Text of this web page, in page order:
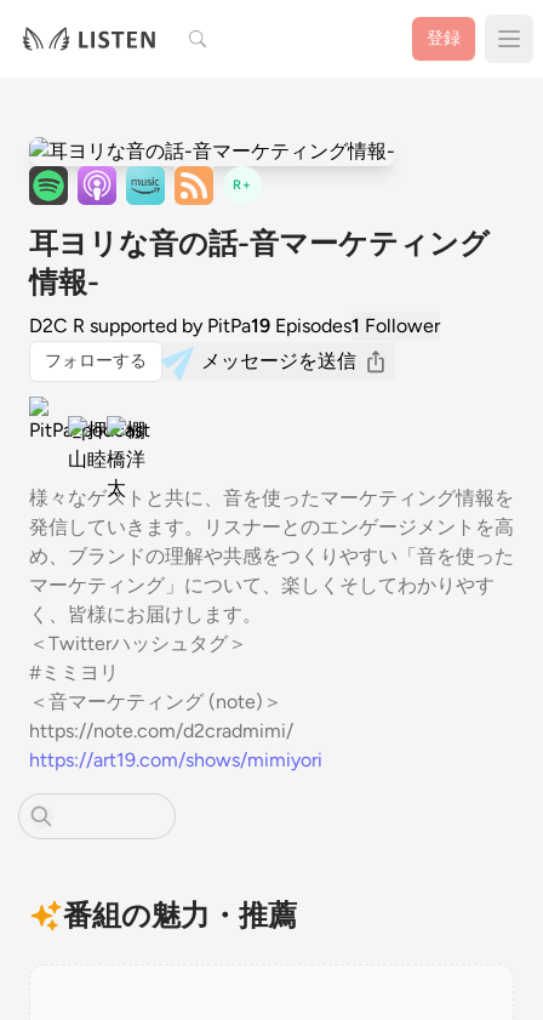
検索 登録
R+
耳ヨリな音の話-音マーケティング
情報-
D2C R supported by PitPa19 Episodes1 Follower
フォローする メッセージを送信
様々なゲストと共に、音を使ったマーケティング情報を
発信していきます。リスナーとのエンゲージメントを高
め、ブランドの理解や共感をつくりやすい「音を使った
マーケティング」について、楽しくそしてわかりやす
く、皆様にお届けします。
＜Twitterハッシュタグ＞
#ミミヨリ
＜音マーケティング (note)＞
https://note.com/d2cradmimi/
https://art19.com/shows/mimiyori
番組の魅力・推薦